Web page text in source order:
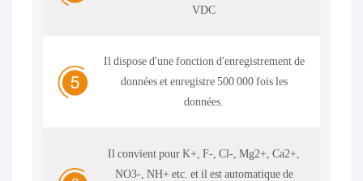
VDC
Il dispose d'une fonction d'enregistrement de
données et enregistre 500 000 fois les
données.
Il convient pour K+, F-, Cl-, Mg2+, Ca2+,
NO3-, NH+ etc. et il est automatique de